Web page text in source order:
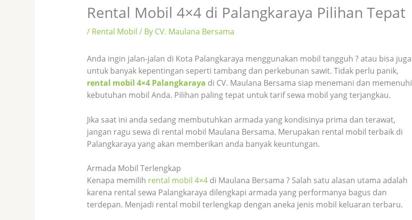
Rental Mobil 4×4 di Palangkaraya Pilihan Tepat
/ Rental Mobil / By CV. Maulana Bersama
Anda ingin jalan-jalan di Kota Palangkaraya menggunakan mobil tangguh ? atau bisa juga
untuk banyak kepentingan seperti tambang dan perkebunan sawit. Tidak perlu panik,
rental mobil 4×4 Palangkaraya di CV. Maulana Bersama siap menemani dan memenuhi
kebutuhan mobil Anda. Pilihan paling tepat untuk tarif sewa mobil yang terjangkau.
Jika saat ini anda sedang membutuhkan armada yang kondisinya prima dan terawat,
jangan ragu sewa di rental mobil Maulana Bersama. Merupakan rental mobil terbaik di
Palangkaraya yang akan memberikan anda banyak keuntungan.
Armada Mobil Terlengkap
Kenapa memilih rental mobil 4×4di Maulana Bersama ? Salah satu alasan utama adalah
karena rental sewa Palangkaraya dilengkapi armada yang performanya bagus dan
terdepan. Menjadi rental mobil terlengkap dengan aneka jenis mobil keluaran terbaru.